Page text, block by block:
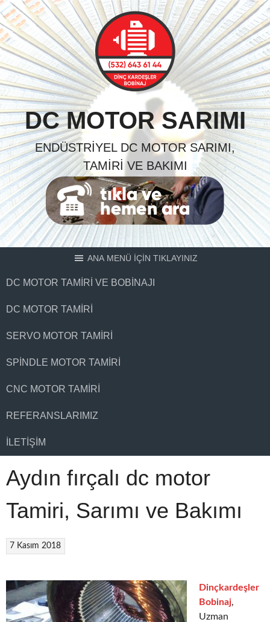
Skip
to
content
DC MOTOR SARIMI
ENDÜSTRIYEL DC MOTOR SARIMI,
TAMIRI VE BAKIMI
ANA MENÜ İÇİN TIKLAYINIZ
DC MOTOR TAMIRI VE BOBINAJI
DC MOTOR TAMIRI
SERVO MOTOR TAMIRI
SPINDLE MOTOR TAMIRI
CNC MOTOR TAMIRI
REFERANSLARIMIZ
İLETIŞIM
Aydın fırçalı dc motor
Tamiri, Sarımı ve Bakımı
7 Kasım 2018
Dinçkardeşler
Bobinaj,
Uzman